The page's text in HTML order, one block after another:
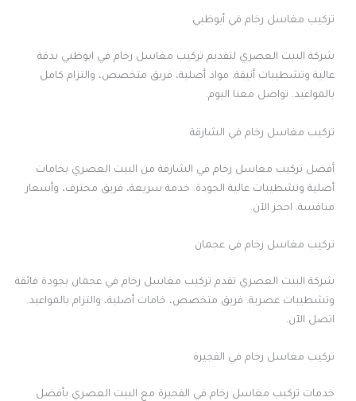
تركيب مغاسل رخام في أبوظبي
شركة البيت العصري لتقديم تركيب مغاسل رخام في ابوظبي بدقة
عالية وتشطيبات أنيقة. مواد أصلية، فريق متخصص، والتزام كامل
بالمواعيد. تواصل معنا اليوم.
تركيب مغاسل رخام في الشارقة
أفضل تركيب مغاسل رخام في الشارقة من البيت العصري بخامات
أصلية وتشطيبات عالية الجودة. خدمة سريعة، فريق محترف، وأسعار
منافسة. احجز الآن.
تركيب مغاسل رخام في عجمان
شركة البيت العصري تقدم تركيب مغاسل رخام في عجمان بجودة فائقة
وتشطيبات عصرية. فريق متخصص، خامات أصلية، والتزام بالمواعيد.
اتصل الآن.
تركيب مغاسل رخام في الفجيرة
خدمات تركيب مغاسل رخام في الفجيرة مع البيت العصري بأفضل